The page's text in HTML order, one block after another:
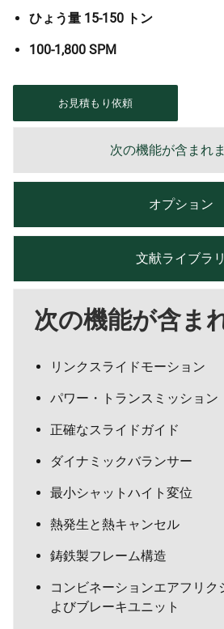
ひょう量 15-150 トン
100-1,800 SPM
お見積もり依頼
次の機能が含まれま
オプション
文献ライブラリ
次の機能が含ま
リンクスライドモーション
パワー・トランスミッション
正確なスライドガイド
ダイナミックバランサー
最小シャットハイト変位
熱発生と熱キャンセル
鋳鉄製フレーム構造
コンビネーションエアフリク
よびブレーキユニット